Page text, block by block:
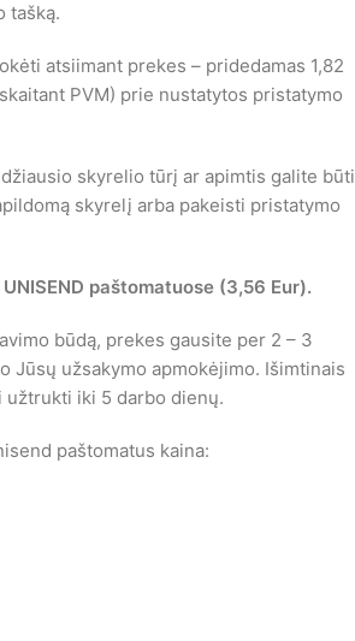
tašką.
atsiimant prekes – pridedamas 1,82
PVM) prie nustatytos pristatymo
skyrelio tūrį ar apimtis galite būti
skyrelį arba pakeisti pristatymo
paštomatuose (3,56 Eur).
būdą, prekes gausite per 2 – 3
Jūsų užsakymo apmokėjimo. Išimtinais
užtrukti iki 5 darbo dienų.
paštomatus kaina: